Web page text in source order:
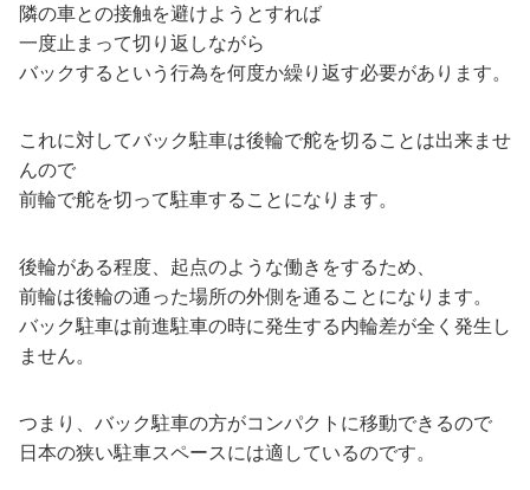
隣の車との接触を避けようとすれば
一度止まって切り返しながら
バックするという行為を何度か繰り返す必要があります。
これに対してバック駐車は後輪で舵を切ることは出来ませ
んので
前輪で舵を切って駐車することになります。
後輪がある程度、起点のような働きをするため、
前輪は後輪の通った場所の外側を通ることになります。
バック駐車は前進駐車の時に発生する内輪差が全く発生し
ません。
つまり、バック駐車の方がコンパクトに移動できるので
日本の狭い駐車スペースには適しているのです。